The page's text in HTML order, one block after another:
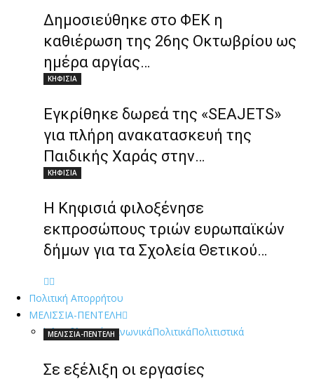
Δημοσιεύθηκε στο ΦΕΚ η
καθιέρωση της 26ης Οκτωβρίου ως
ημέρα αργίας…
ΚΗΦΙΣΙΑ
Εγκρίθηκε δωρεά της «SEAJETS»
για πλήρη ανακατασκευή της
Παιδικής Χαράς στην…
ΚΗΦΙΣΙΑ
H Κηφισιά φιλοξένησε
εκπροσώπους τριών ευρωπαϊκών
δήμων για τα Σχολεία Θετικού…
Πολιτική Απορρήτου
ΜΕΛΙΣΣΙΑ-ΠΕΝΤΕΛΗ
ΌλαΑθλητικάΚοινωνικάΠολιτικάΠολιτιστικά
ΜΕΛΙΣΣΙΑ-ΠΕΝΤΕΛΗ
Σε εξέλιξη οι εργασίες